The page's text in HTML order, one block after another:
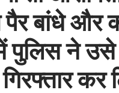
बांधे और
पुलिस ने
कर